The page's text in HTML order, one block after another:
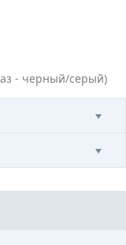
- черный/серый)